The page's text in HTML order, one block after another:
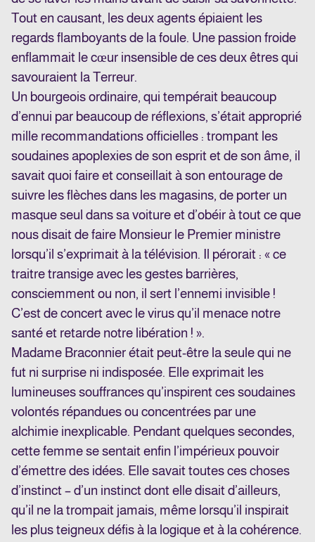
Tout en causant, les deux agents épiaient les
regards flamboyants de la foule. Une passion froide
enflammait le cœur insensible de ces deux êtres qui
savouraient la Terreur.
Un bourgeois ordinaire, qui tempérait beaucoup
d’ennui par beaucoup de réflexions, s’était approprié
mille recommandations officielles : trompant les
soudaines apoplexies de son esprit et de son âme, il
savait quoi faire et conseillait à son entourage de
suivre les flèches dans les magasins, de porter un
masque seul dans sa voiture et d’obéir à tout ce que
nous disait de faire Monsieur le Premier ministre
lorsqu’il s’exprimait à la télévision. Il pérorait : « ce
traitre transige avec les gestes barrières,
consciemment ou non, il sert l’ennemi invisible !
C’est de concert avec le virus qu’il menace notre
santé et retarde notre libération ! ».
Madame Braconnier était peut-être la seule qui ne
fut ni surprise ni indisposée. Elle exprimait les
lumineuses souffrances qu’inspirent ces soudaines
volontés répandues ou concentrées par une
alchimie inexplicable. Pendant quelques secondes,
cette femme se sentait enfin l’impérieux pouvoir
d’émettre des idées. Elle savait toutes ces choses
d’instinct – d’un instinct dont elle disait d’ailleurs,
qu’il ne la trompait jamais, même lorsqu’il inspirait
les plus teigneux défis à la logique et à la cohérence.